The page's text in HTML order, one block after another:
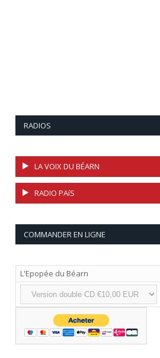
RADIOS
LA VOIX DU BÉARN
RADIO PAíS
COMMANDER EN LIGNE
L'Epopée du Béarn